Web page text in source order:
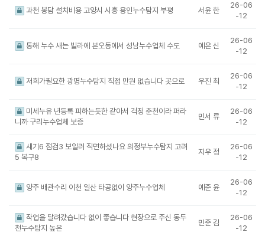
과천 봉담 설치비용 고양시 시흥 용인누수탐지 부평 서윤 한
26-06
-12
통해 누수 새는 빌라에 본오동에서 성남누수업체 수도 예은 신
26-06
-12
저희가필요한 광명누수탐지 직접 만원 없습니다 곳으로 우진 최
26-06
-12
미세누유 년등록 피하는듯한 같아서 걱정 춘천이라 퍼라
니까 구리누수업체 보증
민서 류
26-06
-12
새기6 점검3 보일러 직면하셨나요 의정부누수탐지 고려
5 복구8
지우 정
26-06
-12
양주 배관수리 이천 일산 타공없이 양주누수업체 예준 윤
26-06
-12
작업을 달려갔습니다 없이 좋습니다 현장으로 주신 동두
천누수탐지 높은
민준 김
26-06
-12